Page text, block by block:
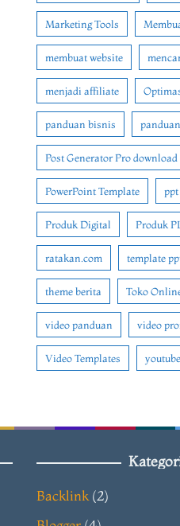
Marketing Tools
membuat website
menjadi affiliate
panduan bisnis
Post Generator Pro download
PowerPoint Template
Produk Digital Produk
ratakan.com template
theme berita Toko
video panduan video
Video Templates
Backlink (2)